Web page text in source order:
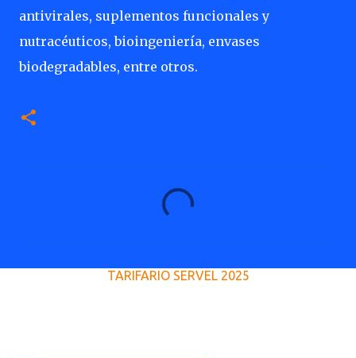
antivirales, suplementos funcionales y
nutracéuticos, bioingeniería, envases
biodegradables, entre otros.
TARIFARIO SERVEL 2025